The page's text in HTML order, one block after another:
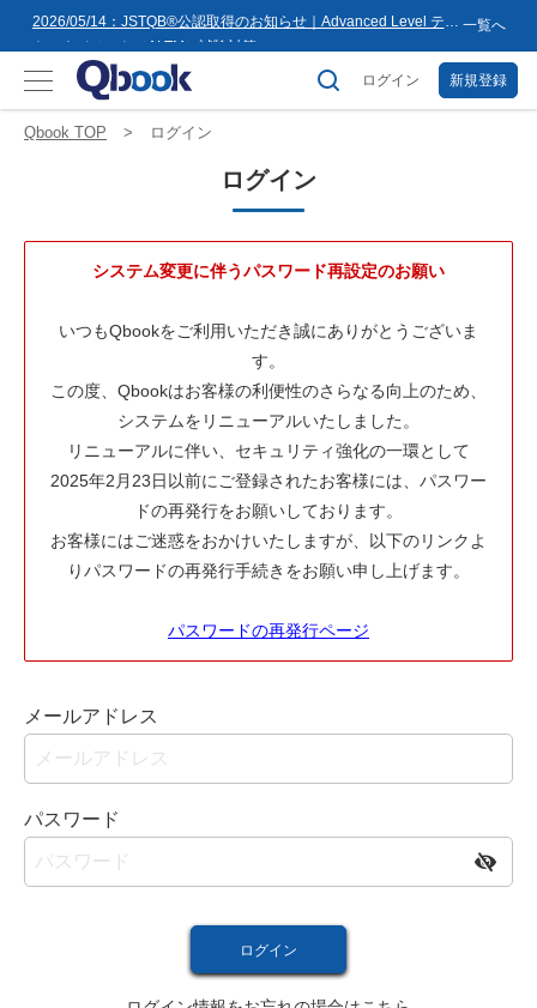
8月16日(日)まで
2026/05/14：JSTQB®公認取得のお知らせ｜Advanced Level テス
トマネジメント（ALTM）試験対策...
2026/03/02：バルテス・ホールディングス グループ内事業再編
に伴うサービス提供会社変更のお知らせ
2026/02/09：【重要】「テス友」システムメンテナンスのお知ら
せ
「テストマネージャー」を公開
2025/12/11：Qbook 会員数4万人突破！＆サイトリニューアルの
2025/08/08：【重要】「テス友」システムメンテナンスのお知ら
せ
2025/02/19：【重要】システム変更に伴うメンテナンス作業のお
8月16日(日)まで
一覧へ
ログイン 新規登録
Qbook TOP ログイン
ログイン
システム変更に伴うパスワード再設定のお願い
いつもQbookをご利用いただき誠にありがとうございま
す。
この度、Qbookはお客様の利便性のさらなる向上のため、
システムをリニューアルいたしました。
リニューアルに伴い、セキュリティ強化の一環として
2025年2月23日以前にご登録されたお客様には、パスワー
ドの再発行をお願いしております。
お客様にはご迷惑をおかけいたしますが、以下のリンクよ
りパスワードの再発行手続きをお願い申し上げます。
パスワードの再発行ページ
メールアドレス
パスワード